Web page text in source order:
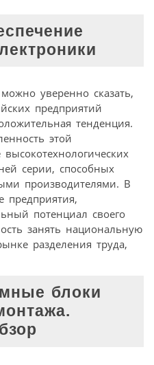
уверенно сказать,
предприятий
тенденция.
этой
серии, способных
производителями. В
предприятия,
потенциал своего
занять национальную
разделения труда,
блоки